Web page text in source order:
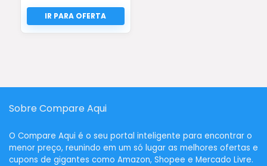
Sobre Compare Aqui
O Compare Aqui é o seu portal inteligente para encontrar o
menor preço, reunindo em um só lugar as melhores ofertas e
cupons de gigantes como Amazon, Shopee e Mercado Livre.